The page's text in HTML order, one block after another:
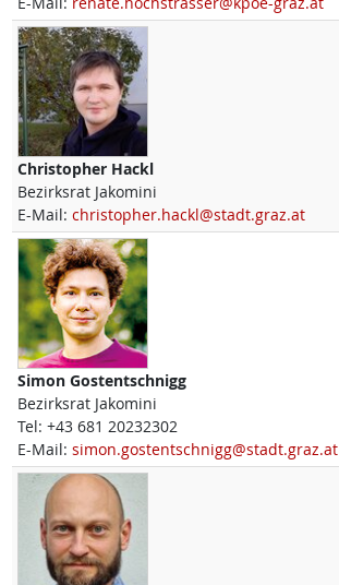
Christopher Hackl
Bezirksrat Jakomini
E-Mail: christopher.hackl@stadt.graz.at
Simon Gostentschnigg
Bezirksrat Jakomini
Tel: +43 681 20232302
E-Mail: simon.gostentschnigg@stadt.graz.at